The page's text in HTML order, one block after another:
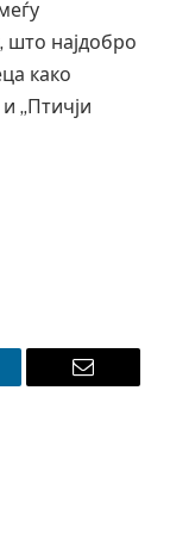
што најдобро
како
„Птичји
Email